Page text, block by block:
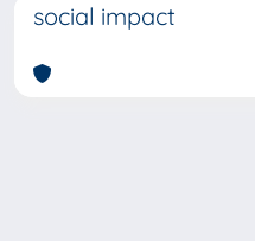
social impact